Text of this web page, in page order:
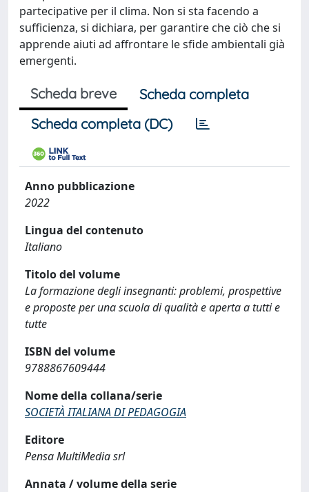
partecipative per il clima. Non si sta facendo a
sufficienza, si dichiara, per garantire che ciò che si
apprende aiuti ad affrontare le sfide ambientali già
emergenti.
Scheda breve
Scheda completa
Scheda completa (DC)
Anno pubblicazione
2022
Lingua del contenuto
Italiano
Titolo del volume
La formazione degli insegnanti: problemi, prospettive
e proposte per una scuola di qualità e aperta a tutti e
tutte
ISBN del volume
9788867609444
Nome della collana/serie
SOCIETÀ ITALIANA DI PEDAGOGIA
Editore
Pensa MultiMedia srl
Annata / volume della serie